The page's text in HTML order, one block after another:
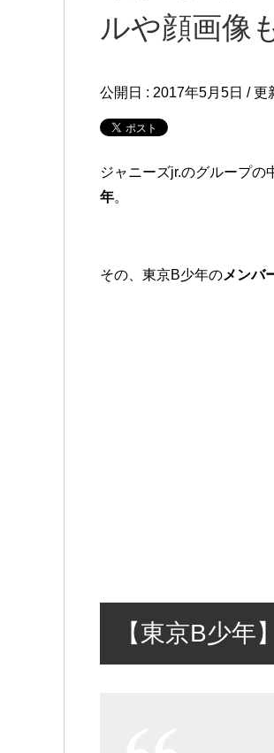
ルや顔画像
公開日 : 2017年5月5日 / 更
ジャニーズjr.のグループ
年。
その、東京B少年のメンバ
【東京B少